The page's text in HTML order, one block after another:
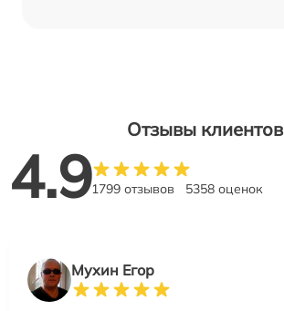
Отзывы клиентов
4.91799 отзывов 5358 оценок
Мухин Егор